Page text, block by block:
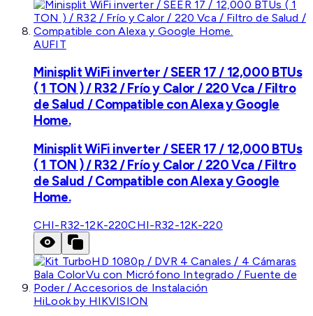
AUFIT
Minisplit WiFi inverter / SEER 17 / 12,000 BTUs
( 1 TON ) / R32 / Frío y Calor / 220 Vca / Filtro
de Salud / Compatible con Alexa y Google
Home.
Minisplit WiFi inverter / SEER 17 / 12,000 BTUs
( 1 TON ) / R32 / Frío y Calor / 220 Vca / Filtro
de Salud / Compatible con Alexa y Google
Home.
CHI-R32-12K-220CHI-R32-12K-220
HiLook by HIKVISION